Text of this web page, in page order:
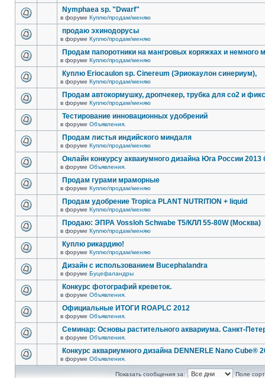
Nymphaea sp. "Dwarf"
в форуме Куплю/продам/меняю
продаю эхинодорусы
в форуме Куплю/продам/меняю
Продам папоротники на мангровых коряжках и немного
в форуме Куплю/продам/меняю
Куплю Eriocaulon sp. Cinereum (Эриокаулон синериум),
в форуме Куплю/продам/меняю
Продам автокормушку, дропчекер, трубка для co2 и
в форуме Куплю/продам/меняю
Тестирование инновационных удобрений
в форуме Объявления.
Продам листья индийского миндаля
в форуме Куплю/продам/меняю
Онлайн конкурсу акваиумного дизайна Юга России 2013
в форуме Объявления.
Продам гурами мраморные
в форуме Куплю/продам/меняю
Продам удобрение Tropica PLANT NUTRITION + liquid
в форуме Куплю/продам/меняю
Продаю: ЭПРА Vossloh Schwabe T5/КЛЛ 55-80W (Москва)
в форуме Куплю/продам/меняю
Куплю рикардию!
в форуме Куплю/продам/меняю
Дизайн с использованием Bucephalandra
в форуме Буцефаландры
Конкурс фотографий креветок.
в форуме Объявления.
Официальные ИТОГИ ROAPLC 2012
в форуме Объявления.
Семинар: Основы растительного аквариума. Санкт-
в форуме Объявления.
Конкурс аквариумного дизайна DENNERLE Nano Cube®
в форуме Объявления.
Показать сообщения за:
Поле